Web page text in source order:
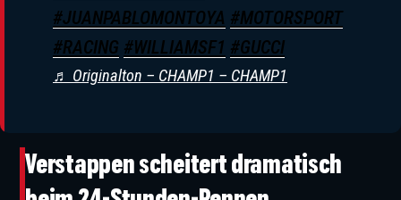
Der Tod Von Roger Williamson: Ein
#JUANPABLOMONTOYA #MOTORSPORT
#RACING #WILLIAMSF1 #GUCCI
♬ Originalton – CHAMP1 – CHAMP1
Verstappen scheitert dramatisch